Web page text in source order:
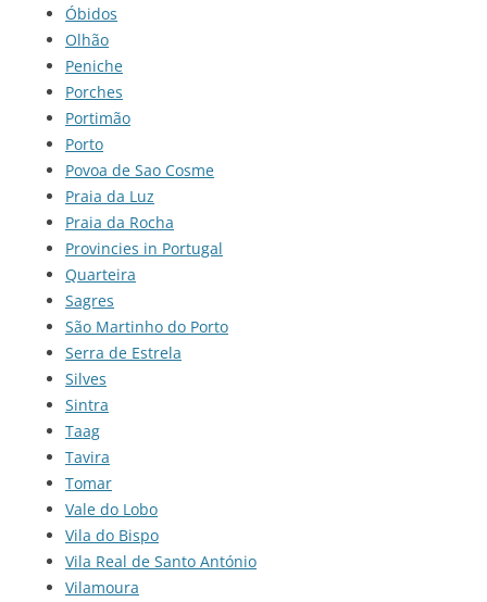
Óbidos
Olhão
Peniche
Porches
Portimão
Porto
Povoa de Sao Cosme
Praia da Luz
Praia da Rocha
Provincies in Portugal
Quarteira
Sagres
São Martinho do Porto
Serra de Estrela
Silves
Sintra
Taag
Tavira
Tomar
Vale do Lobo
Vila do Bispo
Vila Real de Santo António
Vilamoura